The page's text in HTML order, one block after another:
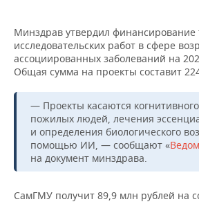
ОТКРЫТАЯ ЛЕКЦИЯ
БАСКЕТБОЛ
ВОЛЕЙБОЛ
ФИГУРНОЕ КАТАНИЕ
ВОДНЫЕ ВИДЫ СПОРТА
ХОККЕЙ С МЯЧОМ
ИНФРАСТРУКТУРА
ИСТОРИЯ
МЕДИЦИНА
ОБРАЗОВАНИЕ
ПРОИСШЕСТВИЯ
СПРАВОЧНИК
СПИСОК ПЕРСОН
ПОЛНАЯ ВЕРСИЯ
Минздрав утвердил финансирование
исследовательских работ в сфере
ассоциированных заболеваний на
Общая сумма на проекты составит
— Проекты касаются
пожилых людей, лечения
и определения биологического
помощью ИИ, — сообщают «
на документ минздрава.
СамГМУ получит 89,9 млн рублей на